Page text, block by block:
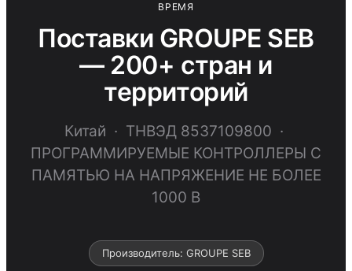
ВРЕМЯ
Поставки GROUPE SEB
— 200+ стран и
территорий
Китай · ТНВЭД 8537109800 ·
ПРОГРАММИРУЕМЫЕ КОНТРОЛЛЕРЫ С
ПАМЯТЬЮ НА НАПРЯЖЕНИЕ НЕ БОЛЕЕ
1000 В
Производитель: GROUPE SEB